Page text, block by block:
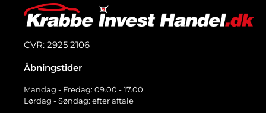
CVR: 2925 2106
Åbningstider
Mandag - Fredag: 09.00 - 17.00
Lørdag - Søndag: efter aftale